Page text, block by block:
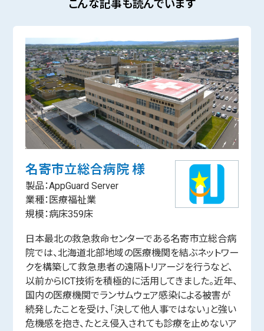
こんな記事も読んでいます
名寄市立総合病院 様
製品：AppGuard Server
業種：医療福祉業
規模：病床359床
日本最北の救急救命センターである名寄市立総合病
院では、北海道北部地域の医療機関を結ぶネットワー
クを構築して救急患者の遠隔トリアージを行うなど、
以前からICT技術を積極的に活用してきました。近年、
国内の医療機関でランサムウェア感染による被害が
続発したことを受け、「決して他人事ではない」と強い
危機感を抱き、たとえ侵入されても診療を止めないア